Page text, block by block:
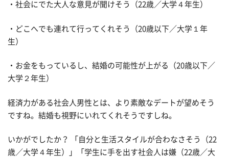
・社会にでた大人な意見が聞けそう（22歳／大学４年生）
・どこへでも連れて行ってくれそう（20歳以下／大学１年
生）
・お金をもっているし、結婚の可能性が上がる（20歳以下／
大学２年生）
経済力がある社会人男性とは、より素敵なデートが望めそう
ですね。結婚も視野にいれてくれそうですしね。
いかがでしたか？ 「自分と生活スタイルが合わなさそう（22
歳／大学４年生）」「学生に手を出す社会人は嫌（22歳／大